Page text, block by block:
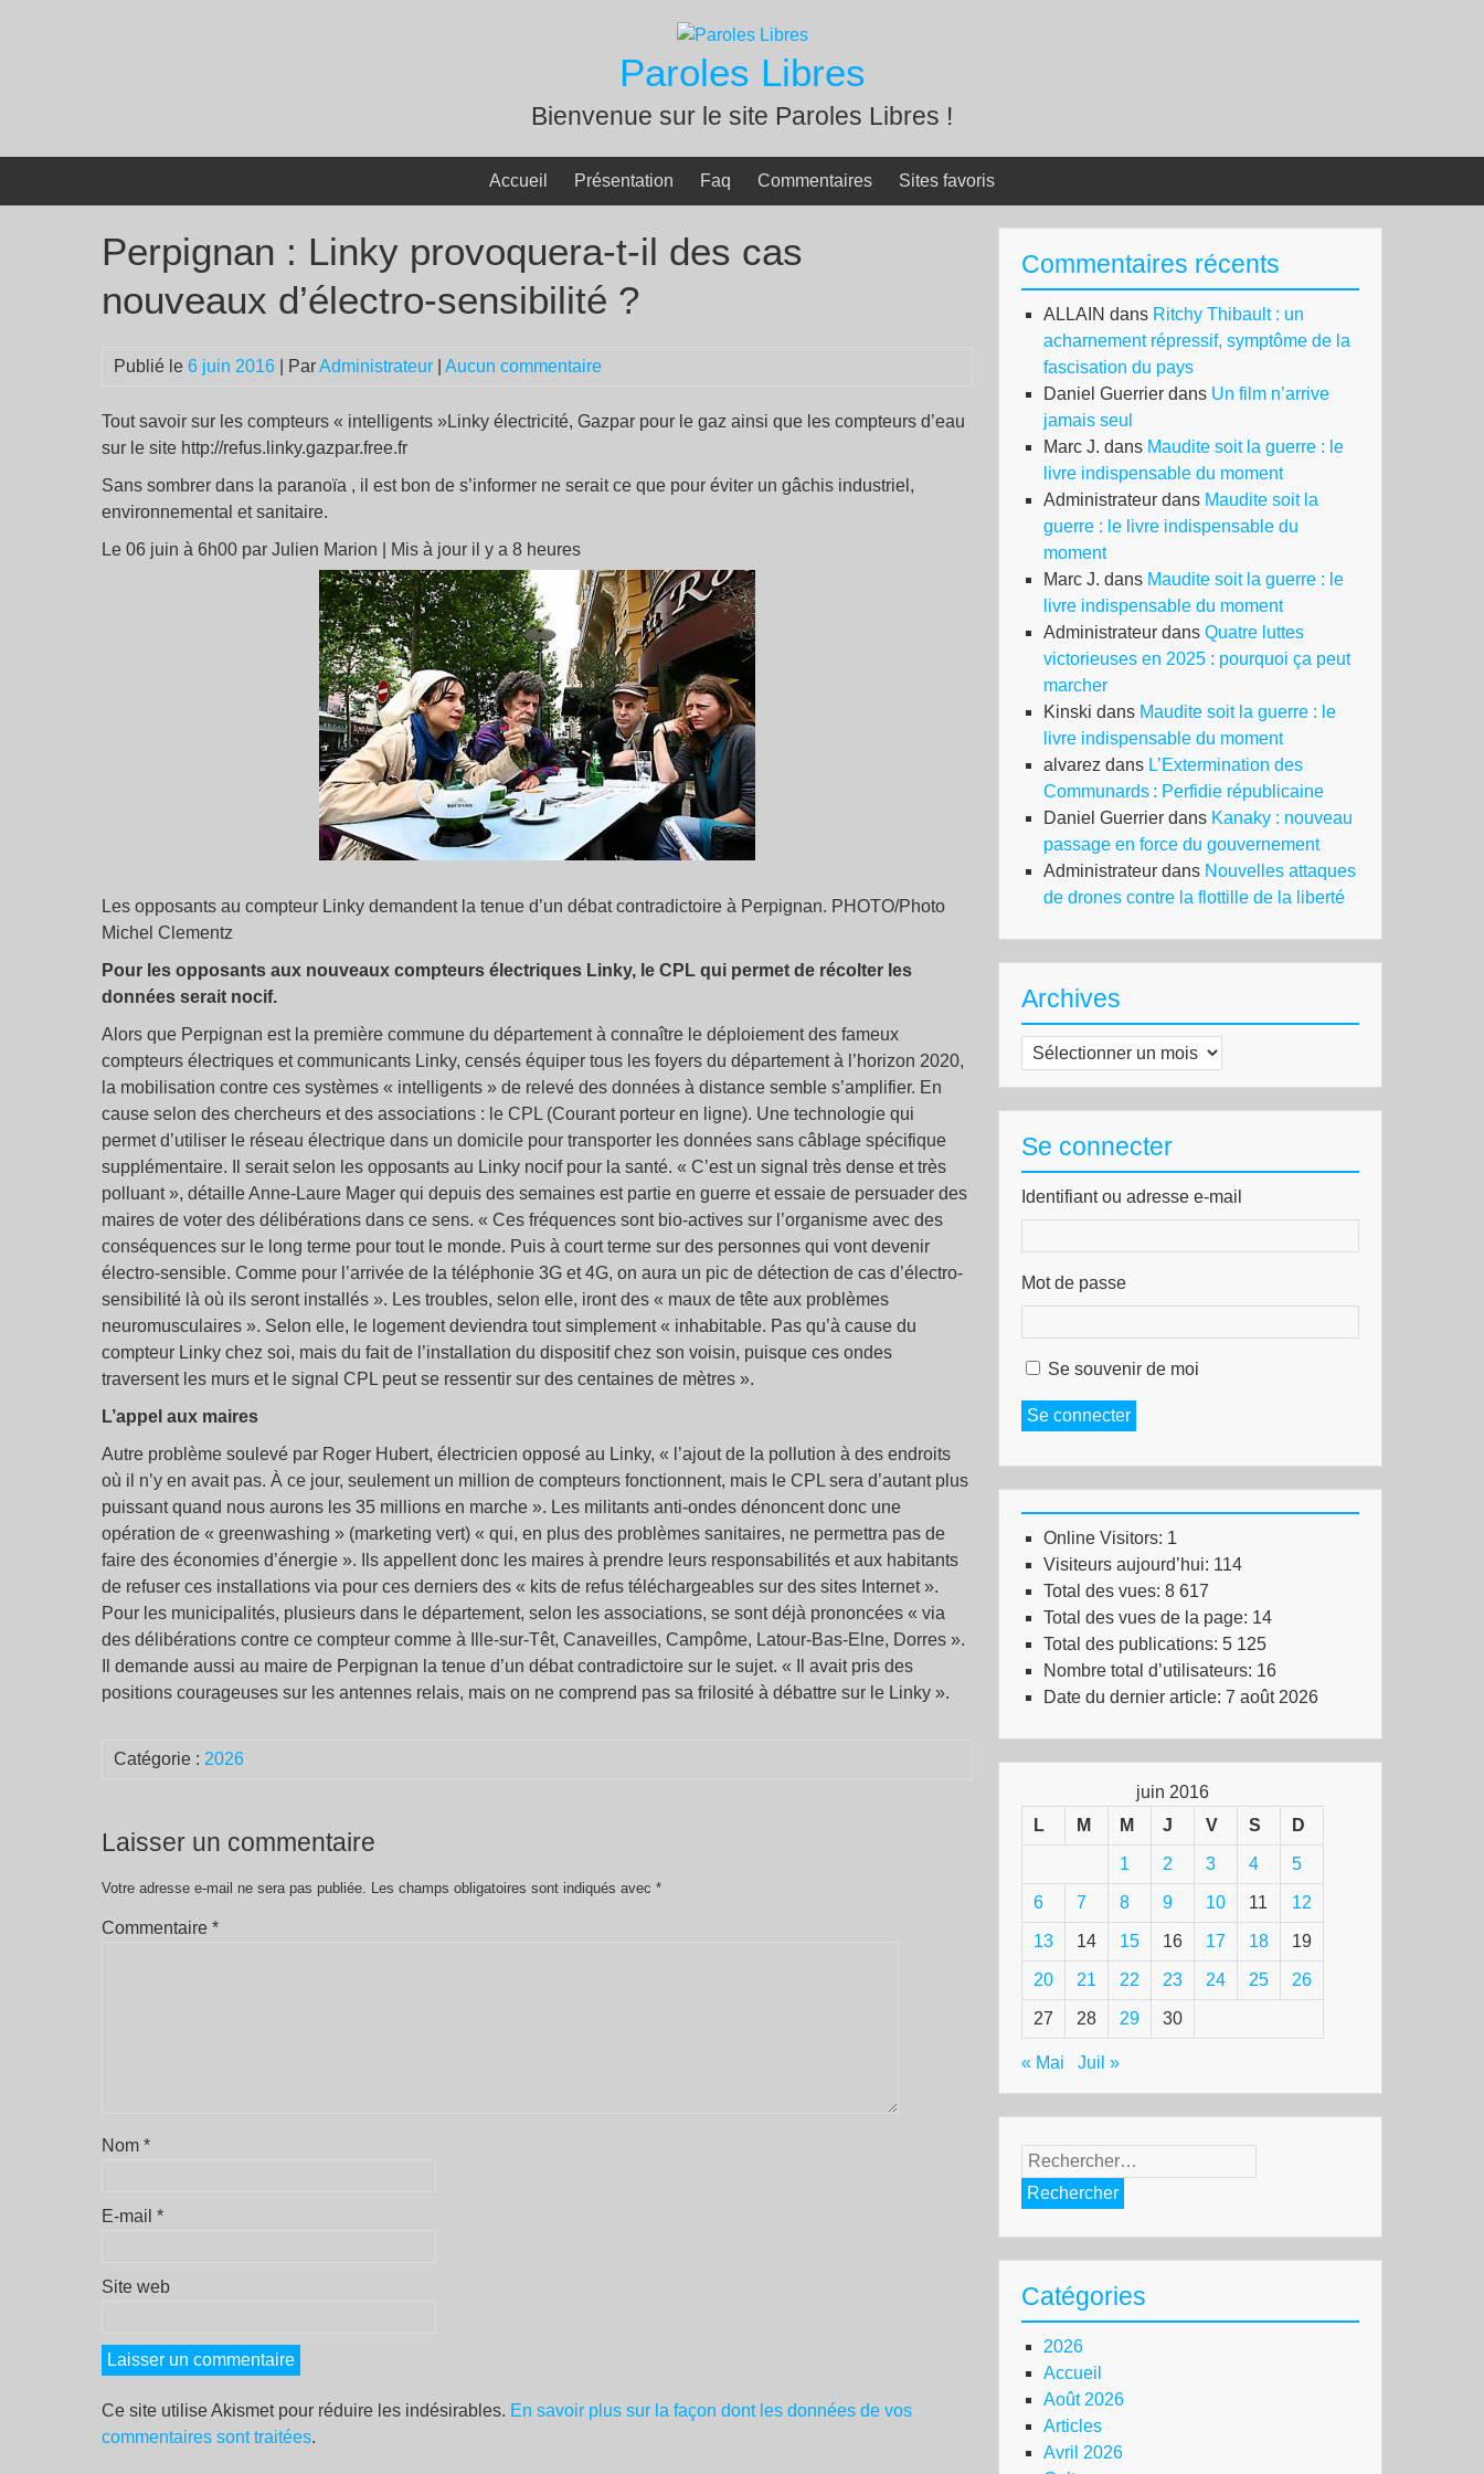
Paroles Libres
Bienvenue sur le site Paroles Libres !
Accueil Présentation Faq Commentaires Sites favoris
Perpignan : Linky provoquera-t-il des cas
nouveaux d’électro-sensibilité ?
Publié le 6 juin 2016 | ParAdministrateur Aucun commentaire
Tout savoir sur les compteurs « intelligents »Linky électricité, Gazpar pour le gaz ainsi que les compteurs d’eau
sur le site http://refus.linky.gazpar.free.fr
Sans sombrer dans la paranoïa , il est bon de s’informer ne serait ce que pour éviter un gâchis industriel,
environnemental et sanitaire.
Le 06 juin à 6h00 par Julien Marion | Mis à jour il y a 8 heures
Les opposants au compteur Linky demandent la tenue d’un débat contradictoire à Perpignan. PHOTO/Photo
Michel Clementz
Pour les opposants aux nouveaux compteurs électriques Linky, le CPL qui permet de récolter les
données serait nocif.
Alors que Perpignan est la première commune du département à connaître le déploiement des fameux
compteurs électriques et communicants Linky, censés équiper tous les foyers du département à l’horizon 2020,
la mobilisation contre ces systèmes « intelligents » de relevé des données à distance semble s’amplifier. En
cause selon des chercheurs et des associations : le CPL (Courant porteur en ligne). Une technologie qui
permet d’utiliser le réseau électrique dans un domicile pour transporter les données sans câblage spécifique
supplémentaire. Il serait selon les opposants au Linky nocif pour la santé. « C’est un signal très dense et très
polluant », détaille Anne-Laure Mager qui depuis des semaines est partie en guerre et essaie de persuader des
maires de voter des délibérations dans ce sens. « Ces fréquences sont bio-actives sur l’organisme avec des
conséquences sur le long terme pour tout le monde. Puis à court terme sur des personnes qui vont devenir
électro-sensible. Comme pour l’arrivée de la téléphonie 3G et 4G, on aura un pic de détection de cas d’électro-
sensibilité là où ils seront installés ». Les troubles, selon elle, iront des « maux de tête aux problèmes
neuromusculaires ». Selon elle, le logement deviendra tout simplement « inhabitable. Pas qu’à cause du
compteur Linky chez soi, mais du fait de l’installation du dispositif chez son voisin, puisque ces ondes
traversent les murs et le signal CPL peut se ressentir sur des centaines de mètres ».
L’appel aux maires
Autre problème soulevé par Roger Hubert, électricien opposé au Linky, « l’ajout de la pollution à des endroits
où il n’y en avait pas. À ce jour, seulement un million de compteurs fonctionnent, mais le CPL sera d’autant plus
puissant quand nous aurons les 35 millions en marche ». Les militants anti-ondes dénoncent donc une
opération de « greenwashing » (marketing vert) « qui, en plus des problèmes sanitaires, ne permettra pas de
faire des économies d’énergie ». Ils appellent donc les maires à prendre leurs responsabilités et aux habitants
de refuser ces installations via pour ces derniers des « kits de refus téléchargeables sur des sites Internet ».
Pour les municipalités, plusieurs dans le département, selon les associations, se sont déjà prononcées « via
des délibérations contre ce compteur comme à Ille-sur-Têt, Canaveilles, Campôme, Latour-Bas-Elne, Dorres ».
Il demande aussi au maire de Perpignan la tenue d’un débat contradictoire sur le sujet. « Il avait pris des
positions courageuses sur les antennes relais, mais on ne comprend pas sa frilosité à débattre sur le Linky ».
Catégorie : 2026
Laisser un commentaire
Votre adresse e-mail ne sera pas publiée. Les champs obligatoires sont indiqués avec *
Commentaire *
Nom *
E-mail *
Site web
Ce site utilise Akismet pour réduire les indésirables. En savoir plus sur la façon dont les données de vos
commentaires sont traitées.
Commentaires récents
ALLAIN dans Ritchy Thibault : un
acharnement répressif, symptôme de la
fascisation du pays
Daniel Guerrier dans Un film n’arrive
jamais seul
Marc J. dans Maudite soit la guerre : le
livre indispensable du moment
Administrateur dans Maudite soit la
guerre : le livre indispensable du
moment
Marc J. dans Maudite soit la guerre : le
livre indispensable du moment
Administrateur dans Quatre luttes
victorieuses en 2025 : pourquoi ça peut
marcher
Kinski dans Maudite soit la guerre : le
livre indispensable du moment
alvarez dans L’Extermination des
Communards : Perfidie républicaine
Daniel Guerrier dans Kanaky : nouveau
passage en force du gouvernement
Administrateur dans Nouvelles attaques
de drones contre la flottille de la liberté
Archives
Archives
Se connecter
Identifiant ou adresse e-mail
Mot de passe
Se souvenir de moi
Se connecter
Online Visitors: 1
Visiteurs aujourd’hui: 114
Total des vues: 8 617
Total des vues de la page: 14
Total des publications: 5 125
Nombre total d’utilisateurs: 16
Date du dernier article: 7 août 2026
juin 2016
L
M M J V S D
1 2 3 4 5
6 7 8 9 10 11 12
13 14 15 16 17 18 19
20 21 22 23 24 25 26
27 28 29 30
« Mai Juil »
Rechercher :
Catégories
2026
Accueil
Août 2026
Articles
Avril 2026